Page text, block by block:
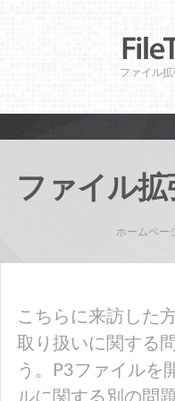
ファイル
ファイル拡
ホームペー
こちらに来訪した
取り扱いに関する
う。P3ファイルを
ルに関する別の問